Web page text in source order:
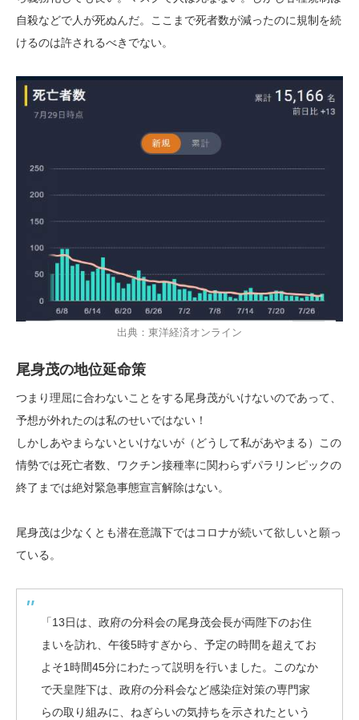
自殺などで人が死ぬんだ。ここまで死者数が減ったのに規制を続
けるのは許されるべきでない。
出典：東洋経済オンライン
尾身茂の地位延命策
つまり理屈に合わないことをする尾身茂がいけないのであって、
予想が外れたのは私のせいではない！
しかしあやまらないといけないが（どうして私があやまる）この
情勢では死亡者数、ワクチン接種率に関わらずパラリンピックの
終了までは絶対緊急事態宣言解除はない。
尾身茂は少なくとも潜在意識下ではコロナが続いて欲しいと願っ
ている。
「13日は、政府の分科会の尾身茂会長が両陛下のお住
まいを訪れ、午後5時すぎから、予定の時間を超えてお
よそ1時間45分にわたって説明を行いました。このなか
で天皇陛下は、政府の分科会など感染症対策の専門家
らの取り組みに、ねぎらいの気持ちを示されたという